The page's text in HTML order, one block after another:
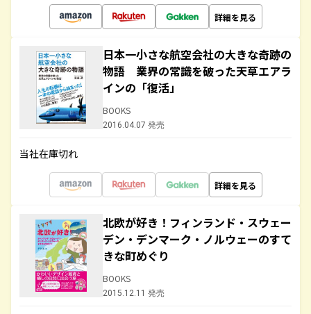
詳細を見る
日本一小さな航空会社の大きな奇跡の
物語 業界の常識を破った天草エアラ
インの「復活」
BOOKS
2016.04.07 発売
当社在庫切れ
詳細を見る
北欧が好き！フィンランド・スウェー
デン・デンマーク・ノルウェーのすて
きな町めぐり
BOOKS
2015.12.11 発売